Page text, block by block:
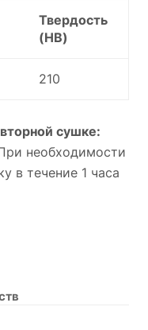
Твердость
(HB)
210
сушке:
необходимости
в течение 1 часа